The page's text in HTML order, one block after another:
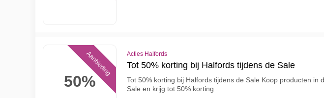
50%
Aanbieding Acties Halfords
Tot 50% korting bij Halfords tijdens de Sale
Tot 50% korting bij Halfords tijdens de Sale Koop producten in
Sale en krijg tot 50% korting